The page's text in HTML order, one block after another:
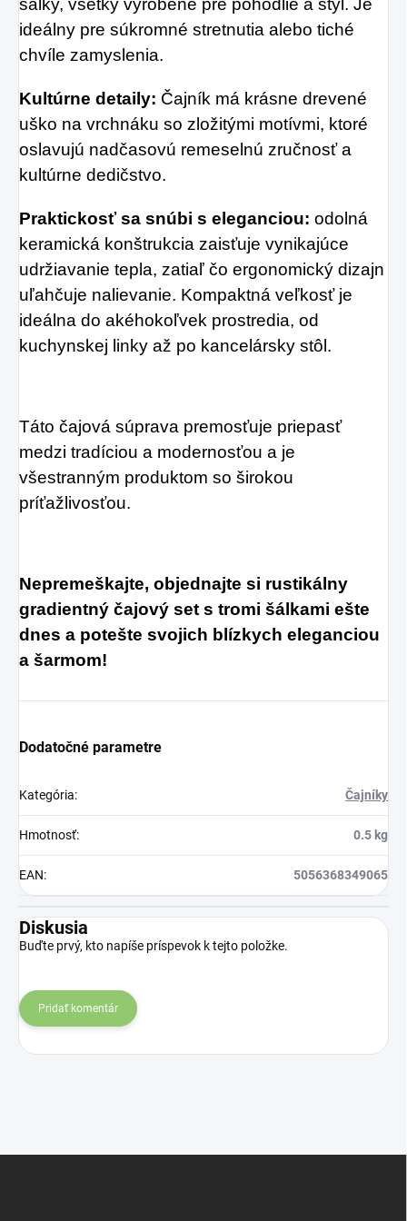
šálky, všetky vyrobené pre pohodlie a štýl. Je
ideálny pre súkromné stretnutia alebo tiché
chvíle zamyslenia.
Kultúrne detaily: Čajník má krásne drevené
uško na vrchnáku so zložitými motívmi, ktoré
oslavujú nadčasovú remeselnú zručnosť a
kultúrne dedičstvo.
Praktickosť sa snúbi s eleganciou: odolná
keramická konštrukcia zaisťuje vynikajúce
udržiavanie tepla, zatiaľ čo ergonomický dizajn
uľahčuje nalievanie. Kompaktná veľkosť je
ideálna do akéhokoľvek prostredia, od
kuchynskej linky až po kancelársky stôl.
Táto čajová súprava premosťuje priepasť
medzi tradíciou a modernosťou a je
všestranným produktom so širokou
príťažlivosťou.
Nepremeškajte, objednajte si rustikálny
gradientný čajový set s tromi šálkami ešte
dnes a potešte svojich blízkych eleganciou
a šarmom!
Dodatočné parametre
Kategória: Čajníky
Hmotnosť: 0.5 kg
EAN: 5056368349065
Diskusia
Buďte prvý, kto napíše príspevok k tejto položke.
Pridať komentár